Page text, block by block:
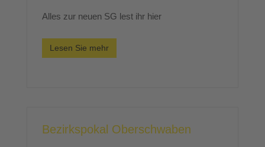
Alles zur neuen SG lest ihr hier
Lesen Sie mehr
Bezirkspokal Oberschwaben